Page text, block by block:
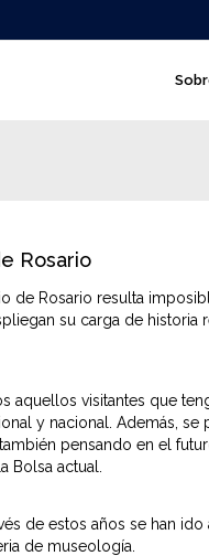
i
p
r
n
Rosario
de Rosario resulta
su carga de
aquellos visitantes que
y nacional. Además,
pensando en el
Bolsa actual.
de estos años se han
de museología.